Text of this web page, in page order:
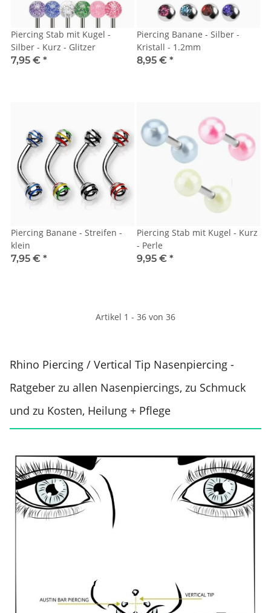
Piercing Stab mit Kugel -
Silber - Kurz - Glitzer
7,95 € *
Piercing Banane - Silber -
Kristall - 1.2mm
8,95 € *
Piercing Banane - Streifen -
klein
7,95 € *
Piercing Stab mit Kugel - Kurz
- Perle
9,95 € *
Artikel 1 - 36 von 36
Rhino Piercing / Vertical Tip Nasenpiercing -
Ratgeber zu allen Nasenpiercings, zu Schmuck
und zu Kosten, Heilung + Pflege